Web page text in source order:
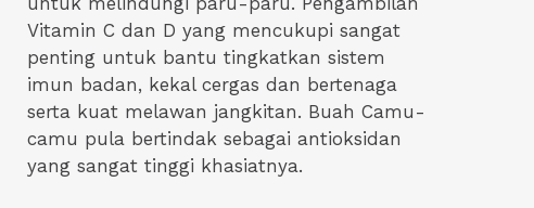
Vitamin C dan D yang mencukupi sangat
penting untuk bantu tingkatkan sistem
imun badan, kekal cergas dan bertenaga
serta kuat melawan jangkitan. Buah Camu-
camu pula bertindak sebagai antioksidan
yang sangat tinggi khasiatnya.